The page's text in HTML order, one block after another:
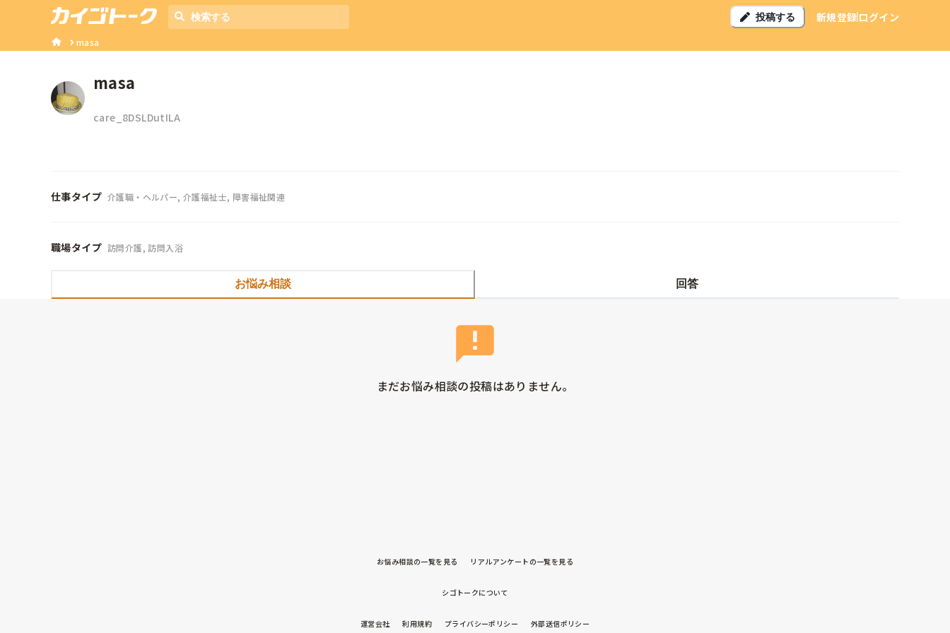
投稿する 新規登録ログイン
masa
masa
care_8DSLDutILA
仕事タイプ 介護職・ヘルパー, 介護福祉士, 障害福祉関連
職場タイプ 訪問介護, 訪問入浴
お悩み相談 回答
まだお悩み相談の投稿はありません。
お悩み相談の一覧を見る リアルアンケートの一覧を見る
シゴトークについて
運営会社 利用規約 プライバシーポリシー 外部送信ポリシー